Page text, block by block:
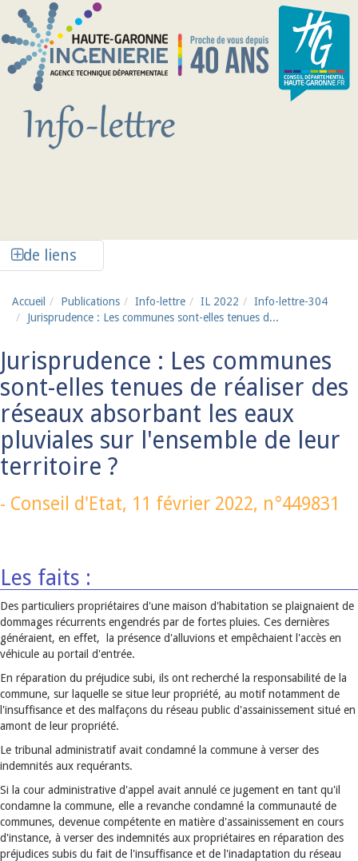
Aller au contenu principal
de liens
Accueil Publications Info-lettre IL 2022
Info-lettre-304
Jurisprudence : Les communes sont-elles tenues d...
Jurisprudence : Les communes
sont-elles tenues de réaliser des
réseaux absorbant les eaux
pluviales sur l'ensemble de leur
territoire ?
- Conseil d'Etat, 11 février 2022, n°449831
Les faits :
Des particuliers propriétaires d'une maison d'habitation se plaignaient de
dommages récurrents engendrés par de fortes pluies. Ces dernières
généraient, en effet, la présence d'alluvions et empêchaient l'accès en
véhicule au portail d'entrée.
En réparation du préjudice subi, ils ont recherché la responsabilité de la
commune, sur laquelle se situe leur propriété, au motif notamment de
l'insuffisance et des malfaçons du réseau public d'assainissement situé en
amont de leur propriété.
Le tribunal administratif avait condamné la commune à verser des
indemnités aux requérants.
Si la cour administrative d'appel avait annulé ce jugement en tant qu'il
condamne la commune, elle a revanche condamné la communauté de
communes, devenue compétente en matière d'assainissement en cours
d'instance, à verser des indemnités aux propriétaires en réparation des
préjudices subis du fait de l'insuffisance et de l'inadaptation du réseau